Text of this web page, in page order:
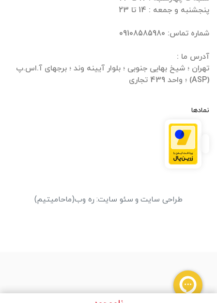
تهران ؛ شیخ بهایی جنوبی ؛ بلوار آیینه وند ؛ برجهای آ.اس.پ
(ASP) ؛ واحد 439 تجاری
نمادها
طراحی سایت و سئو سایت: ره وب(ماحامیتیم)